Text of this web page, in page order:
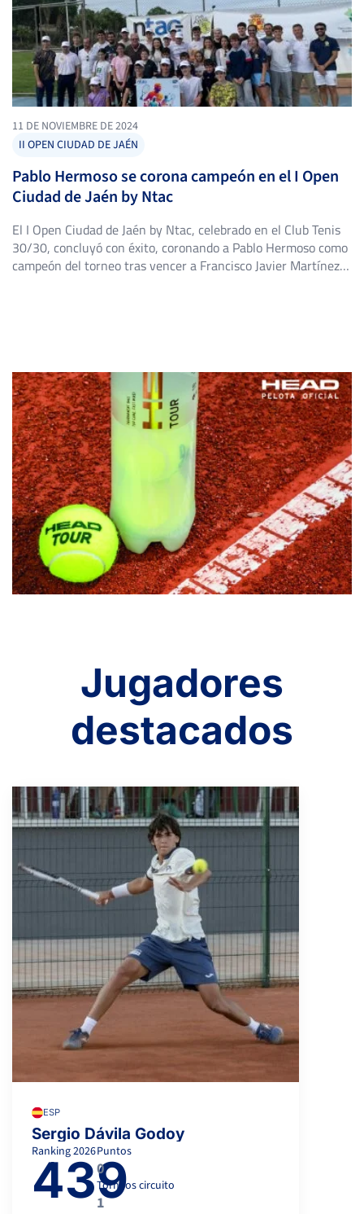
11 DE NOVIEMBRE DE 2024
II OPEN CIUDAD DE JAÉN
Pablo Hermoso se corona campeón en el I Open
Ciudad de Jaén by Ntac
El I Open Ciudad de Jaén by Ntac, celebrado en el Club Tenis
30/30, concluyó con éxito, coronando a Pablo Hermoso como
campeón del torneo tras vencer a Francisco Javier Martínez
Jugadores
destacados
ESP
Sergio Dávila Godoy
Ranking2026
439
Puntos
0
Torneos circuito
1